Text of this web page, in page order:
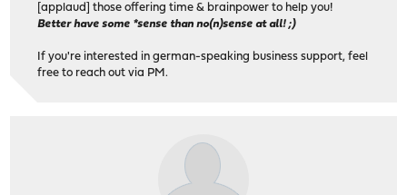
[applaud] those offering time & brainpower to help you!
Better have some *sense than no(n)sense at all! ;)
If you're interested in german-speaking business support, feel
free to reach out via PM.